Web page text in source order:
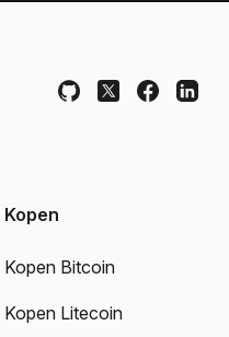
Kopen
Kopen Bitcoin
Kopen Litecoin